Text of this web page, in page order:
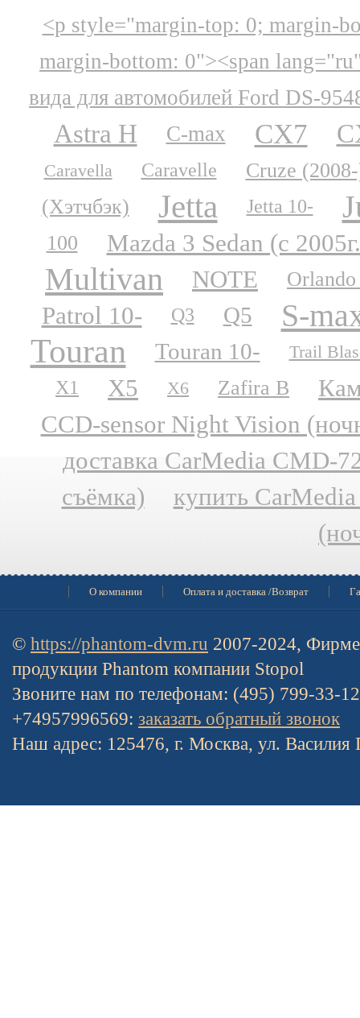
<p style="margin-top: 0; margin-
margin-bottom: 0"><span
вида для автомобилей Ford DS-
Astra H C-max CX7
Caravella Caravelle
Cruze
(Хэтчбэк)
Jetta Jetta 10-
100 Mazda 3 Sedan (с
Multivan NOTE
Patrol 10- Q3 Q5 S-
Touran Touran 10- Trail
X1 X5 X6 Zafira B
CCD-sensor Night Vision
доставка CarMedia CMD-
съёмка)
купить
О компании Оплата и доставка /Возврат
© https://phantom-dvm.ru 2007-2024,
продукции Phantom компании Stopol
Звоните нам по телефонам: (495) 799-33-
+74957996569: заказать обратный звонок
Наш адрес: 125476, г. Москва, ул. Василия